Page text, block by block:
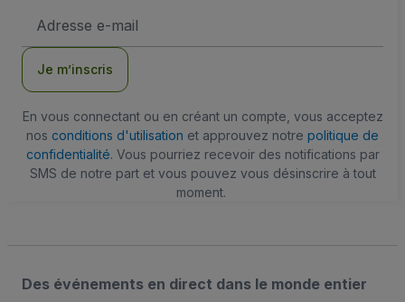
e-
Je m’inscris
En vous connectant ou en créant un compte, vous acceptez
nos conditions d'utilisation et approuvez notre politique de
confidentialité. Vous pourriez recevoir des notifications par
SMS de notre part et vous pouvez vous désinscrire à tout
moment.
Des événements en direct dans le monde entier